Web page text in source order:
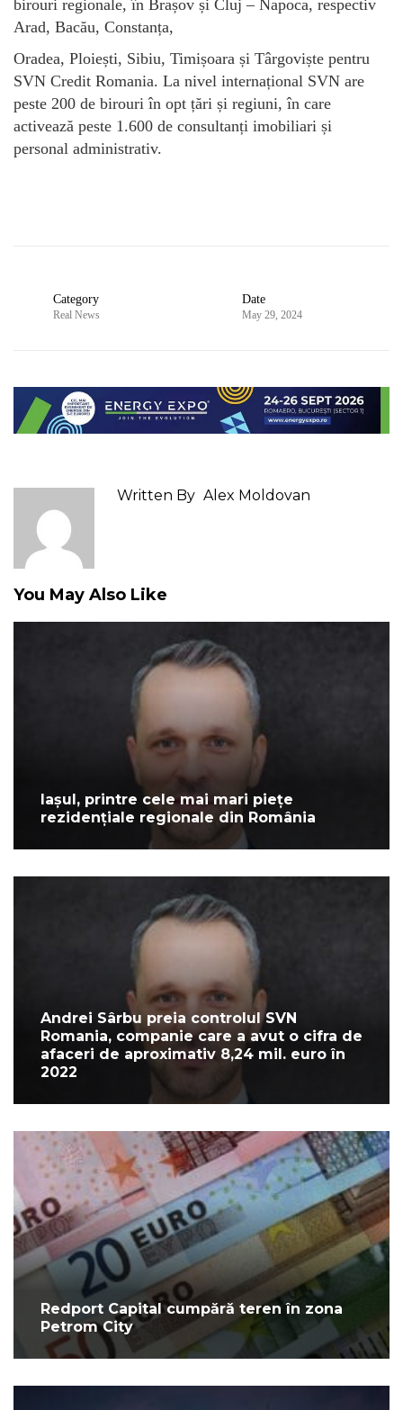
birouri regionale, în Brașov și Cluj – Napoca, respectiv
Arad, Bacău, Constanța,
Oradea, Ploiești, Sibiu, Timișoara și Târgoviște pentru
SVN Credit Romania. La nivel internațional SVN are
peste 200 de birouri în opt țări și regiuni, în care
activează peste 1.600 de consultanți imobiliari și
personal administrativ.
Category
Real News
Date
May 29, 2024
Written By Alex Moldovan
You May Also Like
Iașul, printre cele mai mari piețe
rezidențiale regionale din România
Andrei Sârbu preia controlul SVN
Romania, companie care a avut o cifra de
afaceri de aproximativ 8,24 mil. euro în
2022
Redport Capital cumpără teren în zona
Petrom City